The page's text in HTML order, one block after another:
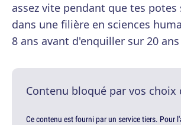
assez vite pendant que tes
dans une filière en sciences
8 ans avant d'enquiller sur 20
Contenu bloqué par vos choix
Ce contenu est fourni par un service tiers. Pour